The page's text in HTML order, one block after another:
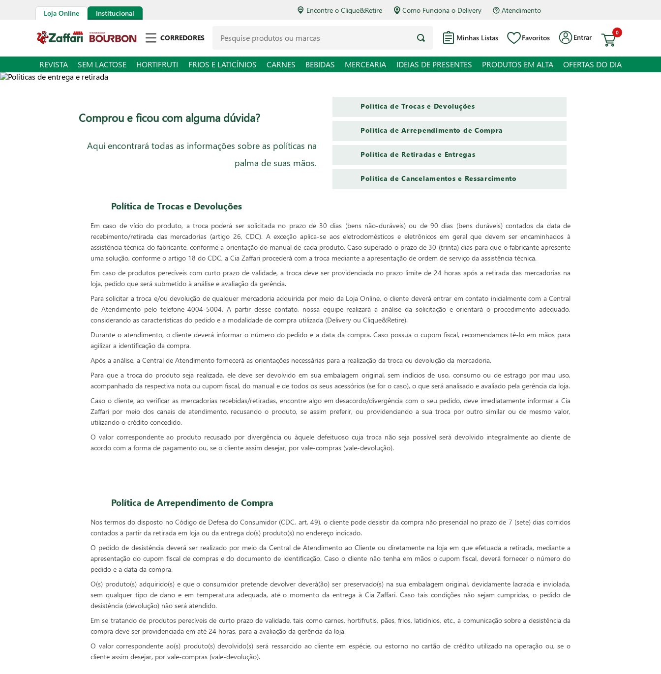
Loja Online Institucional Encontre o Clique&Retire Como Funciona o Delivery Atendimento Hipermercado Bourbon Assis Brasil
CORREDORES Minhas Listas Favoritos Entrar
0
REVISTA SEM LACTOSE HORTIFRUTI FRIOS E LATICÍNIOS CARNES BEBIDAS MERCEARIA IDEIAS DE PRESENTES PRODUTOS EM ALTA OFERTAS DO DIA
Comprou e ficou com alguma dúvida?
Aqui encontrará todas as informações sobre as políticas na
palma de suas mãos.
Política de Trocas e Devoluções
Política de Arrependimento de Compra
Política de Retiradas e Entregas
Política de Cancelamentos e Ressarcimento
Política de Trocas e Devoluções
Em caso de vício do produto, a troca poderá ser solicitada no prazo de 30 dias (bens não-duráveis) ou de 90 dias (bens duráveis) contados da data de
recebimento/retirada das mercadorias (artigo 26, CDC). A exceção aplica-se aos eletrodomésticos e eletrônicos em geral que devem ser encaminhados à
assistência técnica do fabricante, conforme a orientação do manual de cada produto. Caso superado o prazo de 30 (trinta) dias para que o fabricante apresente
uma solução, conforme o artigo 18 do CDC, a Cia Zaffari procederá com a troca mediante a apresentação de ordem de serviço da assistência técnica.
Em caso de produtos perecíveis com curto prazo de validade, a troca deve ser providenciada no prazo limite de 24 horas após a retirada das mercadorias na
loja, pedido que será submetido à análise e avaliação da gerência.
Para solicitar a troca e/ou devolução de qualquer mercadoria adquirida por meio da Loja Online, o cliente deverá entrar em contato inicialmente com a Central
de Atendimento pelo telefone 4004-5004. A partir desse contato, nossa equipe realizará a análise da solicitação e orientará o procedimento adequado,
considerando as características do pedido e a modalidade de compra utilizada (Delivery ou Clique&Retire).
Durante o atendimento, o cliente deverá informar o número do pedido e a data da compra. Caso possua o cupom fiscal, recomendamos tê-lo em mãos para
agilizar a identificação da compra.
Após a análise, a Central de Atendimento fornecerá as orientações necessárias para a realização da troca ou devolução da mercadoria.
Para que a troca do produto seja realizada, ele deve ser devolvido em sua embalagem original, sem indícios de uso, consumo ou de estrago por mau uso,
acompanhado da respectiva nota ou cupom fiscal, do manual e de todos os seus acessórios (se for o caso), o que será analisado e avaliado pela gerência da loja.
Caso o cliente, ao verificar as mercadorias recebidas/retiradas, encontre algo em desacordo/divergência com o seu pedido, deve imediatamente informar a Cia
Zaffari por meio dos canais de atendimento, recusando o produto, se assim preferir, ou providenciando a sua troca por outro similar ou de mesmo valor,
utilizando o crédito concedido.
O valor correspondente ao produto recusado por divergência ou àquele defeituoso cuja troca não seja possível será devolvido integralmente ao cliente de
acordo com a forma de pagamento ou, se o cliente assim desejar, por vale-compras (vale-devolução).
Política de Arrependimento de Compra
Nos termos do disposto no Código de Defesa do Consumidor (CDC, art. 49), o cliente pode desistir da compra não presencial no prazo de 7 (sete) dias corridos
contados a partir da retirada em loja ou da entrega do(s) produto(s) no endereço indicado.
O pedido de desistência deverá ser realizado por meio da Central de Atendimento ao Cliente ou diretamente na loja em que efetuada a retirada, mediante a
apresentação do cupom fiscal de compras e do documento de identificação. Caso o cliente não tenha em mãos o cupom fiscal, deverá fornecer o número do
pedido e a data da compra.
O(s) produto(s) adquirido(s) e que o consumidor pretende devolver deverá(ão) ser preservado(s) na sua embalagem original, devidamente lacrada e inviolada,
sem qualquer tipo de dano e em temperatura adequada, até o momento da entrega à Cia Zaffari. Caso tais condições não sejam cumpridas, o pedido de
desistência (devolução) não será atendido.
Em se tratando de produtos perecíveis de curto prazo de validade, tais como carnes, hortifrutis, pães, frios, laticínios, etc., a comunicação sobre a desistência da
compra deve ser providenciada em até 24 horas, para a avaliação da gerência da loja.
O valor correspondente ao(s) produto(s) devolvido(s) será ressarcido ao cliente em espécie, ou estorno no cartão de crédito utilizado na operação ou, se o
cliente assim desejar, por vale-compras (vale-devolução).